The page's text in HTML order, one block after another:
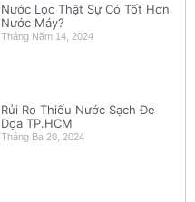
Nước Lọc Thật Sự Có Tốt Hơn
Nước Máy?
Tháng Năm 14, 2024
Rủi Ro Thiếu Nước Sạch Đe
Dọa TP.HCM
Tháng Ba 20, 2024